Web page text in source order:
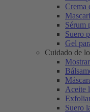
Crema
Sérum
Suero
Gel
Cuidado de
Aceite
Suero